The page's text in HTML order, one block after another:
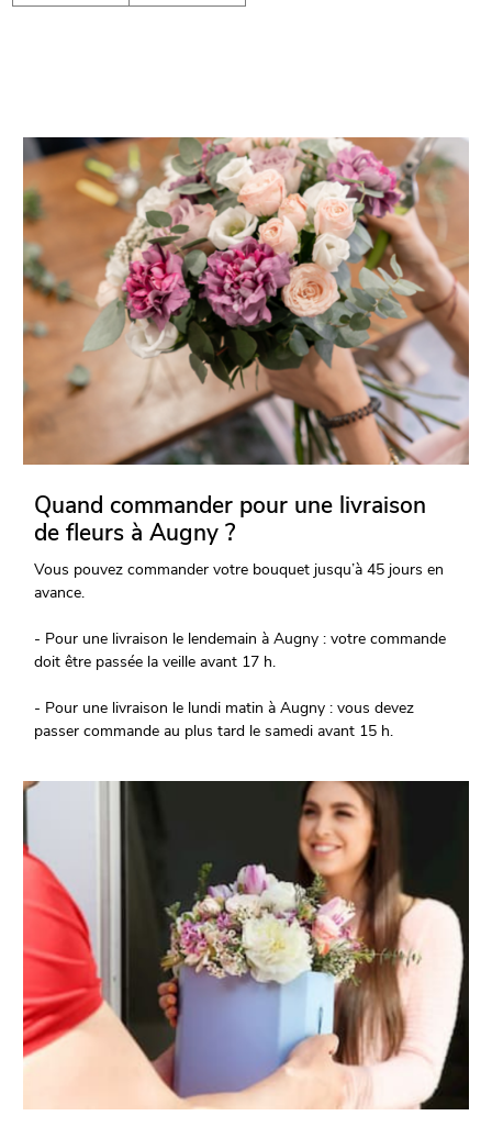
Quand commander pour une livraison
de fleurs à Augny ?
Vous pouvez commander votre bouquet jusqu’à 45 jours en
avance.
- Pour une livraison le lendemain à Augny : votre commande
doit être passée la veille avant 17 h.
- Pour une livraison le lundi matin à Augny : vous devez
passer commande au plus tard le samedi avant 15 h.